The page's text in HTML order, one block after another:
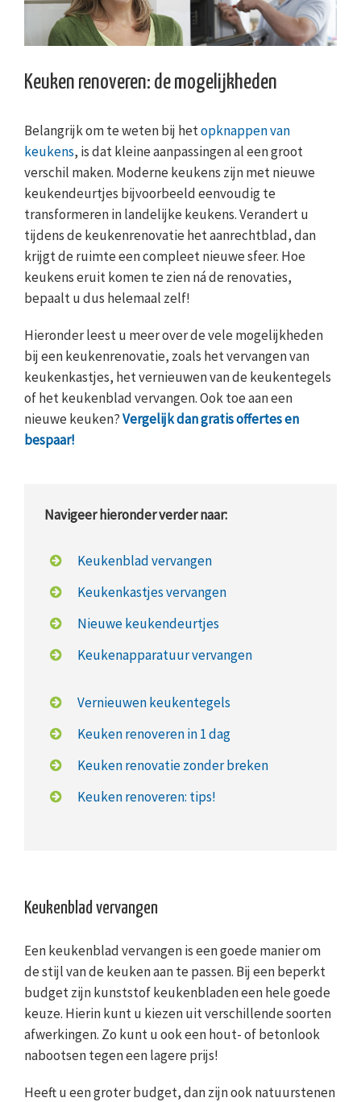
Keuken renoveren: de mogelijkheden
Belangrijk om te weten bij hetopknappen van
keukens, is dat kleine aanpassingen al een groot
verschil maken. Moderne keukens zijn met nieuwe
keukendeurtjes bijvoorbeeld eenvoudig te
transformeren in landelijke keukens. Verandert u
tijdens de keukenrenovatie het aanrechtblad, dan
krijgt de ruimte een compleet nieuwe sfeer. Hoe
keukens eruit komen te zien ná de renovaties,
bepaalt u dus helemaal zelf!
Hieronder leest u meer over de vele mogelijkheden
bij een keukenrenovatie, zoals het vervangen van
keukenkastjes, het vernieuwen van de keukentegels
of het keukenblad vervangen. Ook toe aan een
nieuwe keuken?Vergelijk dan gratis offertes en
bespaar!
Navigeer hieronder verder naar:
Keukenblad vervangen
Keukenkastjes vervangen
Nieuwe keukendeurtjes
Keukenapparatuur vervangen
Vernieuwen keukentegels
Keuken renoveren in 1 dag
Keuken renovatie zonder breken
Keuken renoveren: tips!
Keukenblad vervangen
Een keukenblad vervangen is een goede manier om
de stijl van de keuken aan te passen. Bij een beperkt
budget zijn kunststof keukenbladen een hele goede
keuze. Hierin kunt u kiezen uit verschillende soorten
afwerkingen. Zo kunt u ook een hout- of betonlook
nabootsen tegen een lagere prijs!
Heeft u een groter budget, dan zijn ook natuurstenen